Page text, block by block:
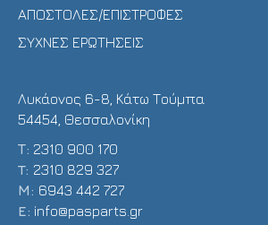
ΑΠΟΣΤΟΛΕΣ/ΕΠΙΣΤΡΟΦΕΣ
ΣΥΧΝΕΣ ΕΡΩΤΗΣΕΙΣ
Λυκάονος 6-8, Κάτω Τούμπα
54454, Θεσσαλονίκη
Τ: 2310 900 170
T: 2310 829 327
Μ: 6943 442 727
E: info@pasparts.gr